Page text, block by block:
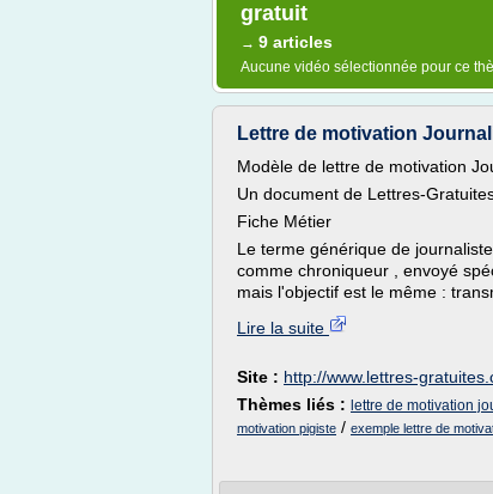
gratuit
→ 9 articles
Aucune vidéo sélectionnée pour ce
Lettre de motivation
Modèle de lettre de motivation
Un document de Lettres-
Fiche Métier
Le terme générique de
comme chroniqueur , envoyé
mais l'objectif est le même :
Lire la suite
Site : http://www.lettres-
Thèmes liés : lettre de motivation
motivation pigiste / exemple lettre de